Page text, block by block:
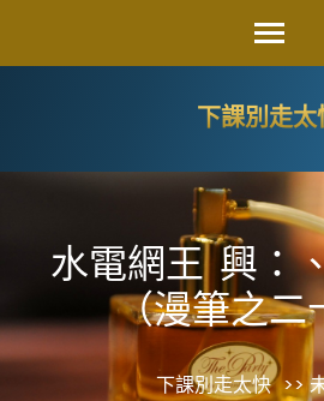
下課別走
水電網王 興：
（漫筆之二
下課別走太快 >>